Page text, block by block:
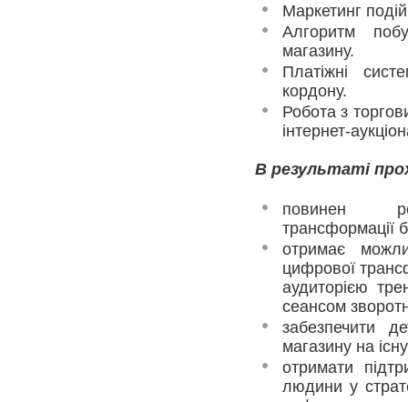
Маркетинг
Алгоритм
магазину.
Платіжні
кордону.
Робота з
інтернет-
В результаті
повинен
трансформації
отримає
цифрової
аудиторією
сеансом
забезпечити
магазину на
отримати
людини у